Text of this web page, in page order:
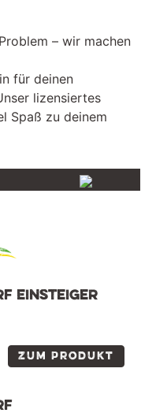
– wir machen
für deinen
lizensiertes
Spaß zu deinem
Einsteiger
Zum Produkt